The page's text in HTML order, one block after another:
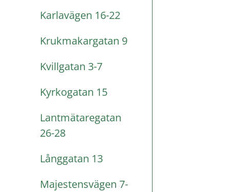
Karlavägen 16-22
Krukmakargatan 9
Kvillgatan 3-7
Kyrkogatan 15
Lantmätaregatan
26-28
Långgatan 13
Majestensvägen 7-